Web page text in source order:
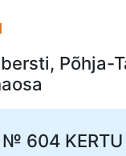
Põhja-
№ 604